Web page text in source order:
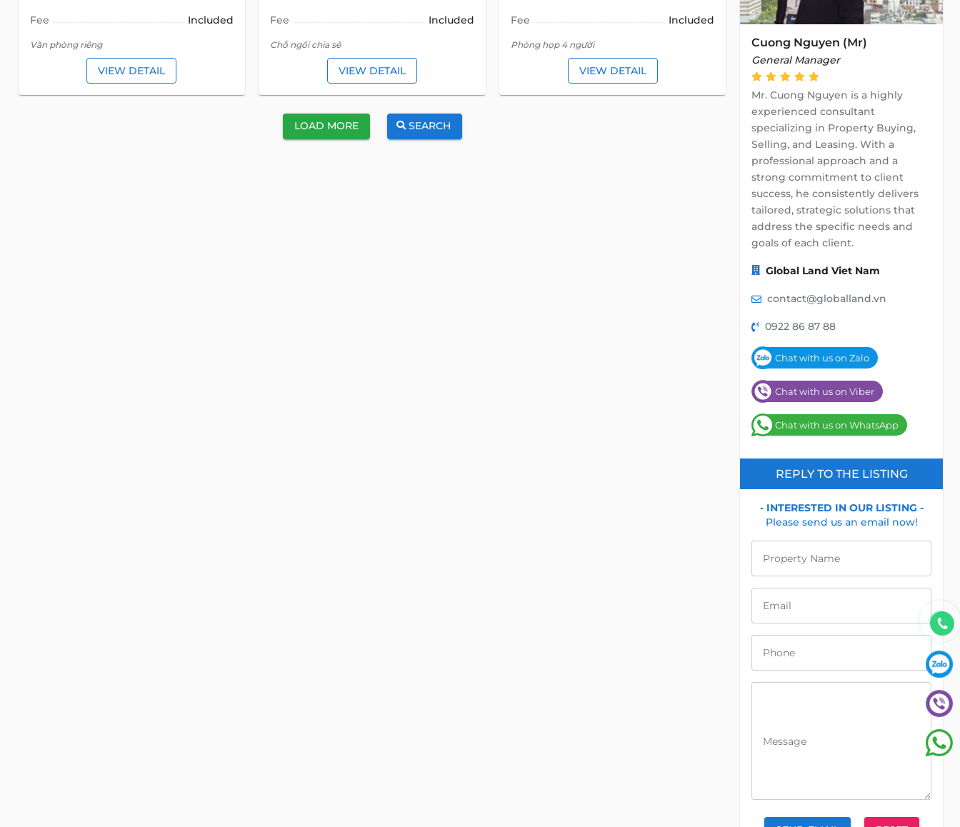
Fee Included
Văn phòng riêng
VIEW DETAIL
Fee Included
Chỗ ngồi chia sẽ
VIEW DETAIL
Fee Included
Phòng họp 4 người
VIEW DETAIL
LOAD MORE SEARCH
Cuong Nguyen (Mr)
General Manager
Mr. Cuong Nguyen is a highly
experienced consultant
specializing in Property Buying,
Selling, and Leasing. With a
professional approach and a
strong commitment to client
success, he consistently delivers
tailored, strategic solutions that
address the specific needs and
goals of each client.
Global Land Viet Nam
contact@globalland.vn
0922 86 87 88
Chat with us on Zalo
Chat with us on Viber
Chat with us on WhatsApp
REPLY TO THE LISTING
- INTERESTED IN OUR LISTING -
Please send us an email now!
Property Name
Email
Phone
Message